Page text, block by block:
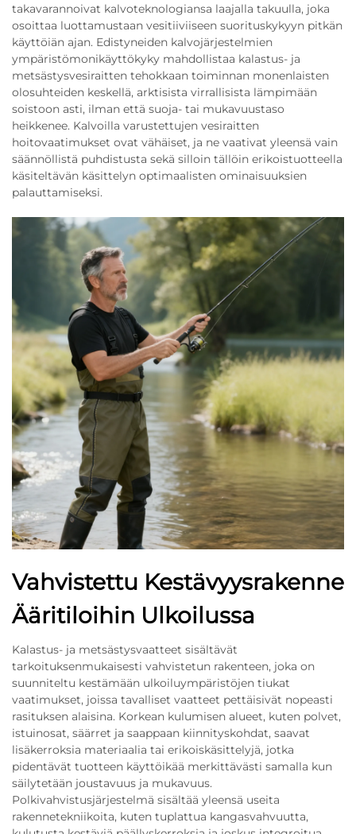
takavarannoivat kalvoteknologiansa laajalla takuulla, joka
osoittaa luottamustaan vesitiiviiseen suorituskykyyn pitkän
käyttöiän ajan. Edistyneiden kalvojärjestelmien
ympäristömonikäyttökyky mahdollistaa kalastus- ja
metsästysvesiraitten tehokkaan toiminnan monenlaisten
olosuhteiden keskellä, arktisista virrallisista lämpimään
soistoon asti, ilman että suoja- tai mukavuustaso
heikkenee. Kalvoilla varustettujen vesiraitten
hoitovaatimukset ovat vähäiset, ja ne vaativat yleensä vain
säännöllistä puhdistusta sekä silloin tällöin erikoistuotteella
käsiteltävän käsittelyn optimaalisten ominaisuuksien
palauttamiseksi.
Vahvistettu Kestävyysrakenne
Ääritiloihin Ulkoilussa
Kalastus- ja metsästysvaatteet sisältävät
tarkoituksenmukaisesti vahvistetun rakenteen, joka on
suunniteltu kestämään ulkoiluympäristöjen tiukat
vaatimukset, joissa tavalliset vaatteet pettäisivät nopeasti
rasituksen alaisina. Korkean kulumisen alueet, kuten polvet,
istuinosat, säärret ja saappaan kiinnityskohdat, saavat
lisäkerroksia materiaalia tai erikoiskäsittelyjä, jotka
pidentävät tuotteen käyttöikää merkittävästi samalla kun
säilytetään joustavuus ja mukavuus.
Polkivahvistusjärjestelmä sisältää yleensä useita
rakennetekniikoita, kuten tuplattua kangasvahvuutta,